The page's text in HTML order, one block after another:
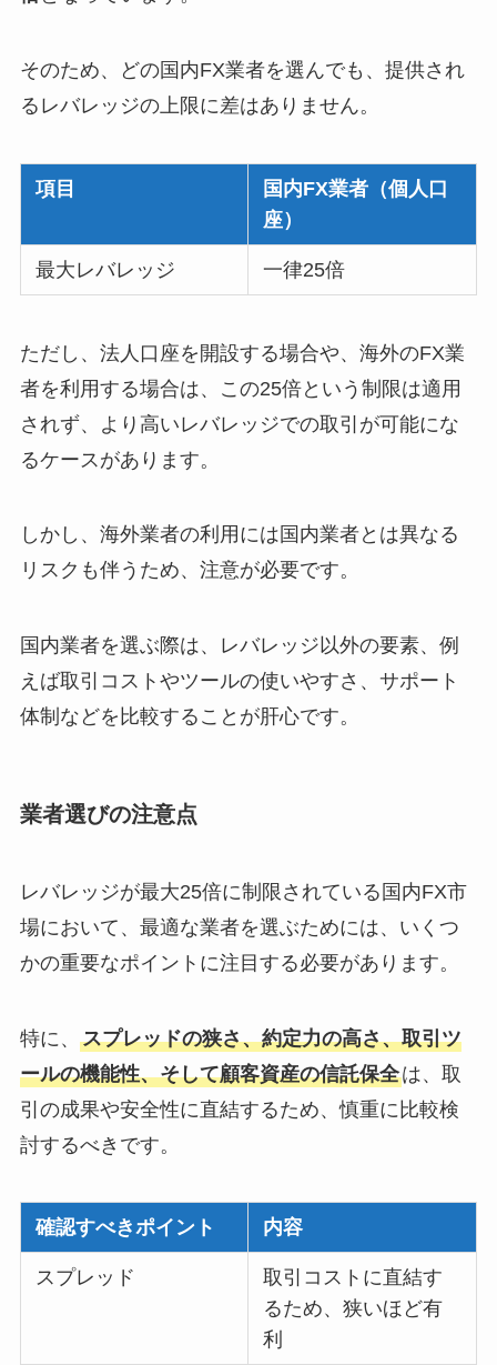
そのため、どの国内FX業者を選んでも、提供され
るレバレッジの上限に差はありません。
項目
国内FX業者（個人口
座）
最大レバレッジ 一律25倍
ただし、法人口座を開設する場合や、海外のFX業
者を利用する場合は、この25倍という制限は適用
されず、より高いレバレッジでの取引が可能にな
るケースがあります。
しかし、海外業者の利用には国内業者とは異なる
リスクも伴うため、注意が必要です。
国内業者を選ぶ際は、レバレッジ以外の要素、例
えば取引コストやツールの使いやすさ、サポート
体制などを比較することが肝心です。
業者選びの注意点
レバレッジが最大25倍に制限されている国内FX市
場において、最適な業者を選ぶためには、いくつ
かの重要なポイントに注目する必要があります。
特に、 スプレッドの狭さ、約定力の高さ、取引ツ
ールの機能性、そして顧客資産の信託保全は、取
引の成果や安全性に直結するため、慎重に比較検
討するべきです。
確認すべきポイント 内容
スプレッド
取引コストに直結す
るため、狭いほど有
利